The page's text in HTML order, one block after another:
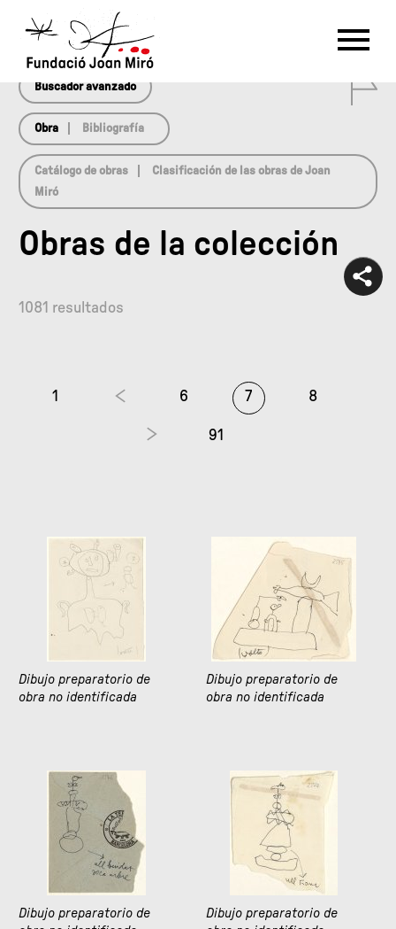
CAT
RU
中文
NL
PT
Buscador avanzado
Obra Bibliografía
Catálogo de obras
Clasificación de las obras de Joan
Miró
Obras de la colección
1081 resultados
1 6 7 8
91
Dibujo preparatorio de
obra no identificada
Dibujo preparatorio de
obra no identificada
Dibujo preparatorio de
Dibujo preparatorio de